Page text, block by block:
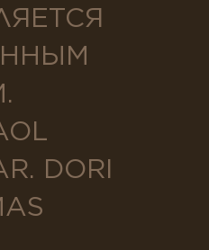
DORI